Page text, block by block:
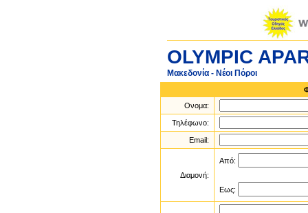
OLYMPIC
Μακεδονία - Νέοι Πόροι
Ονομα:
Τηλέφωνο:
Email:
Διαμονή:
Από:
Εως: